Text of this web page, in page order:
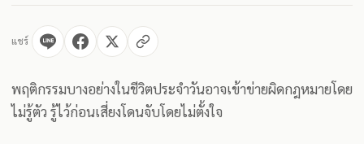
แชร์
พฤติกรรมบางอย่างในชีวิตประจำวันอาจเข้าข่ายผิดกฎหมายโดย
ไม่รู้ตัว รู้ไว้ก่อนเสี่ยงโดนจับโดยไม่ตั้งใจ